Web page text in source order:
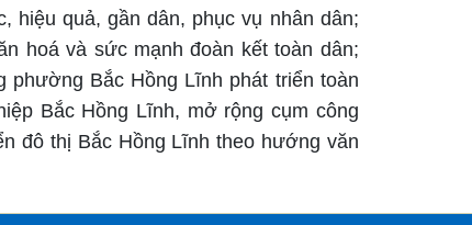
hiệu quả, gần dân, phục vụ nhân dân;
hoá và sức mạnh đoàn kết toàn dân;
phường Bắc Hồng Lĩnh phát triển toàn
Bắc Hồng Lĩnh, mở rộng cụm công
đô thị Bắc Hồng Lĩnh theo hướng văn